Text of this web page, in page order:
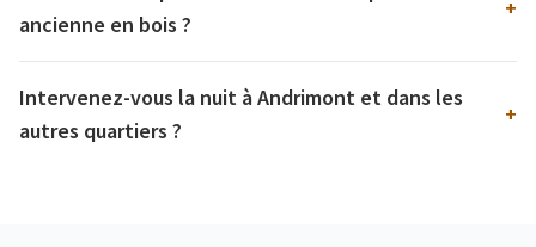
ancienne en bois ?
+
Intervenez-vous la nuit à Andrimont et dans les
autres quartiers ?
+